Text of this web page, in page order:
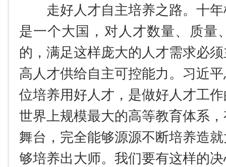
走好人才自主培养之路。十年
是一个大国，对人才数量、质量
的，满足这样庞大的人才需求必
高人才供给自主可控能力。习近
位培养用好人才，是做好人才工
世界上规模最大的高等教育体系
舞台，完全能够源源不断培养造
够培养出大师。我们要有这样的